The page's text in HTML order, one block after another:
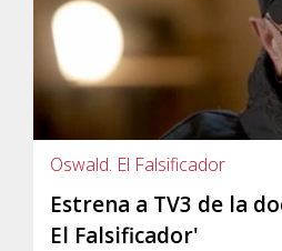
Oswald. El Falsificador
Estrena a TV3 de la
El Falsificador'